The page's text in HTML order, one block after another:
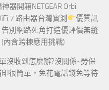
器開箱NETGEAR Orbi
7 路由器台灣實測
優質訊
別網路死角打造優評價無縫
(內含跨棟應用挑戰)
沒收到怎麼辦?沒關係~勞保
很簡單，免花電話錢免等待